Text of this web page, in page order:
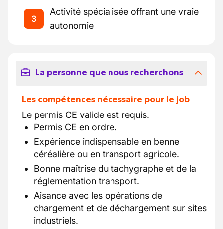
3
Activité spécialisée offrant une vraie
autonomie
La personne que nous recherchons
Les compétences nécessaire pour le job
Le permis CE valide est requis.
Permis CE en ordre.
Expérience indispensable en benne
céréalière ou en transport agricole.
Bonne maîtrise du tachygraphe et de la
réglementation transport.
Aisance avec les opérations de
chargement et de déchargement sur sites
industriels.